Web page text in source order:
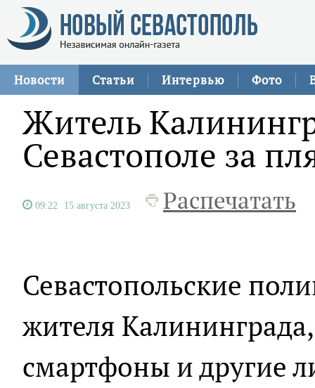
Новости Статьи Интервью Фото
Житель
Севастополе за
09:22 15 августа 2023 Распечатать
Севастопольские
жителя
смартфоны и другие